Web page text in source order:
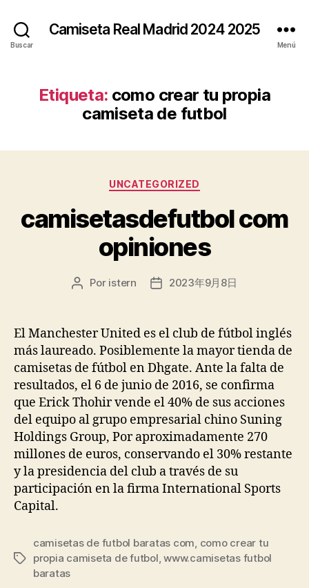
Buscar
Camiseta Real Madrid 2024 2025
Menú
Etiqueta: como crear tu propia
camiseta de futbol
Categorías
UNCATEGORIZED
camisetasdefutbol com
opiniones
Autor
entrada
Por istern
Fecha
entrada
2023年9月8日
El Manchester United es el club de fútbol inglés
más laureado. Posiblemente la mayor tienda de
camisetas de fútbol en Dhgate. Ante la falta de
resultados, el 6 de junio de 2016, se confirma
que Erick Thohir vende el 40% de sus acciones
del equipo al grupo empresarial chino Suning
Holdings Group, Por aproximadamente 270
millones de euros, conservando el 30% restante
y la presidencia del club a través de su
participación en la firma International Sports
Capital.
Etiquetas
camisetas de futbol baratas com como crear tu
propia camiseta de futbol ,www.camisetas futbol
baratas